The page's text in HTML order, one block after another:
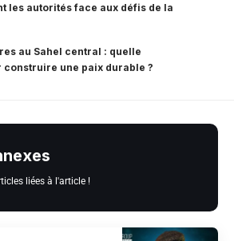
les autorités face aux défis de la
au Sahel central : quelle
construire une paix durable ?
liées à l'article !